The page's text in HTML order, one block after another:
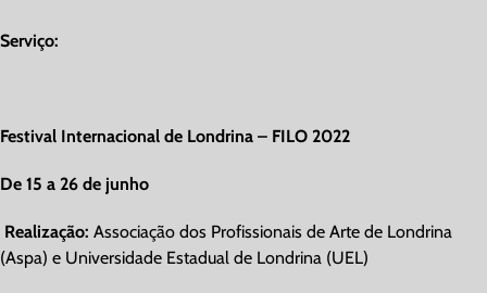
Serviço:
Festival Internacional de Londrina – FILO 2022
De 15 a 26 de junho
Realização: Associação dos Profissionais de Arte de Londrina
(Aspa) e Universidade Estadual de Londrina (UEL)